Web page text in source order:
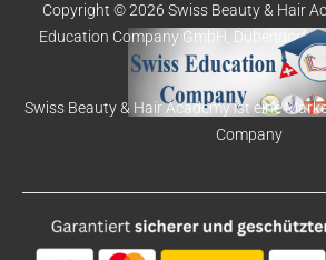
Copyright © 2026 Swiss Beauty & Hair
Education Company GmbH,
Swiss Beauty & Hair Academy ist eine
Company